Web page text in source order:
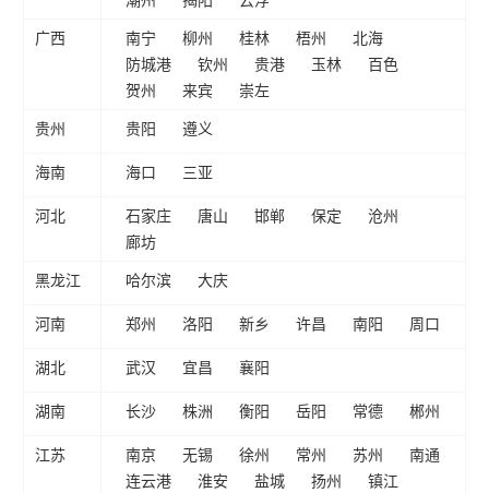
广西 南宁 柳州 桂林 梧州
北海
防城港
钦州 贵港 玉林
百色
贺州
来宾 崇左
贵州 贵阳 遵义
海南 海口 三亚
河北 石家庄 唐山 邯郸 保定
沧州
廊坊
黑龙江 哈尔滨 大庆
河南 郑州 洛阳 新乡 许昌 南阳 周口
湖北 武汉 宜昌 襄阳
湖南 长沙 株洲 衡阳 岳阳 常德 郴州
江苏 南京 无锡 徐州 常州 苏州
南通
连云港
淮安 盐城 扬州
镇江